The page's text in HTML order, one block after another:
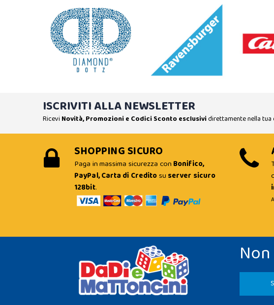
ISCRIVITI ALLA NEWSLETTER
Ricevi Novità, Promozioni e Codici Sconto esclusividirettamente nella tua
SHOPPING SICURO
Paga in massima sicurezza con Bonifico,
PayPal, Carta di Creditosu server sicuro
128bit.